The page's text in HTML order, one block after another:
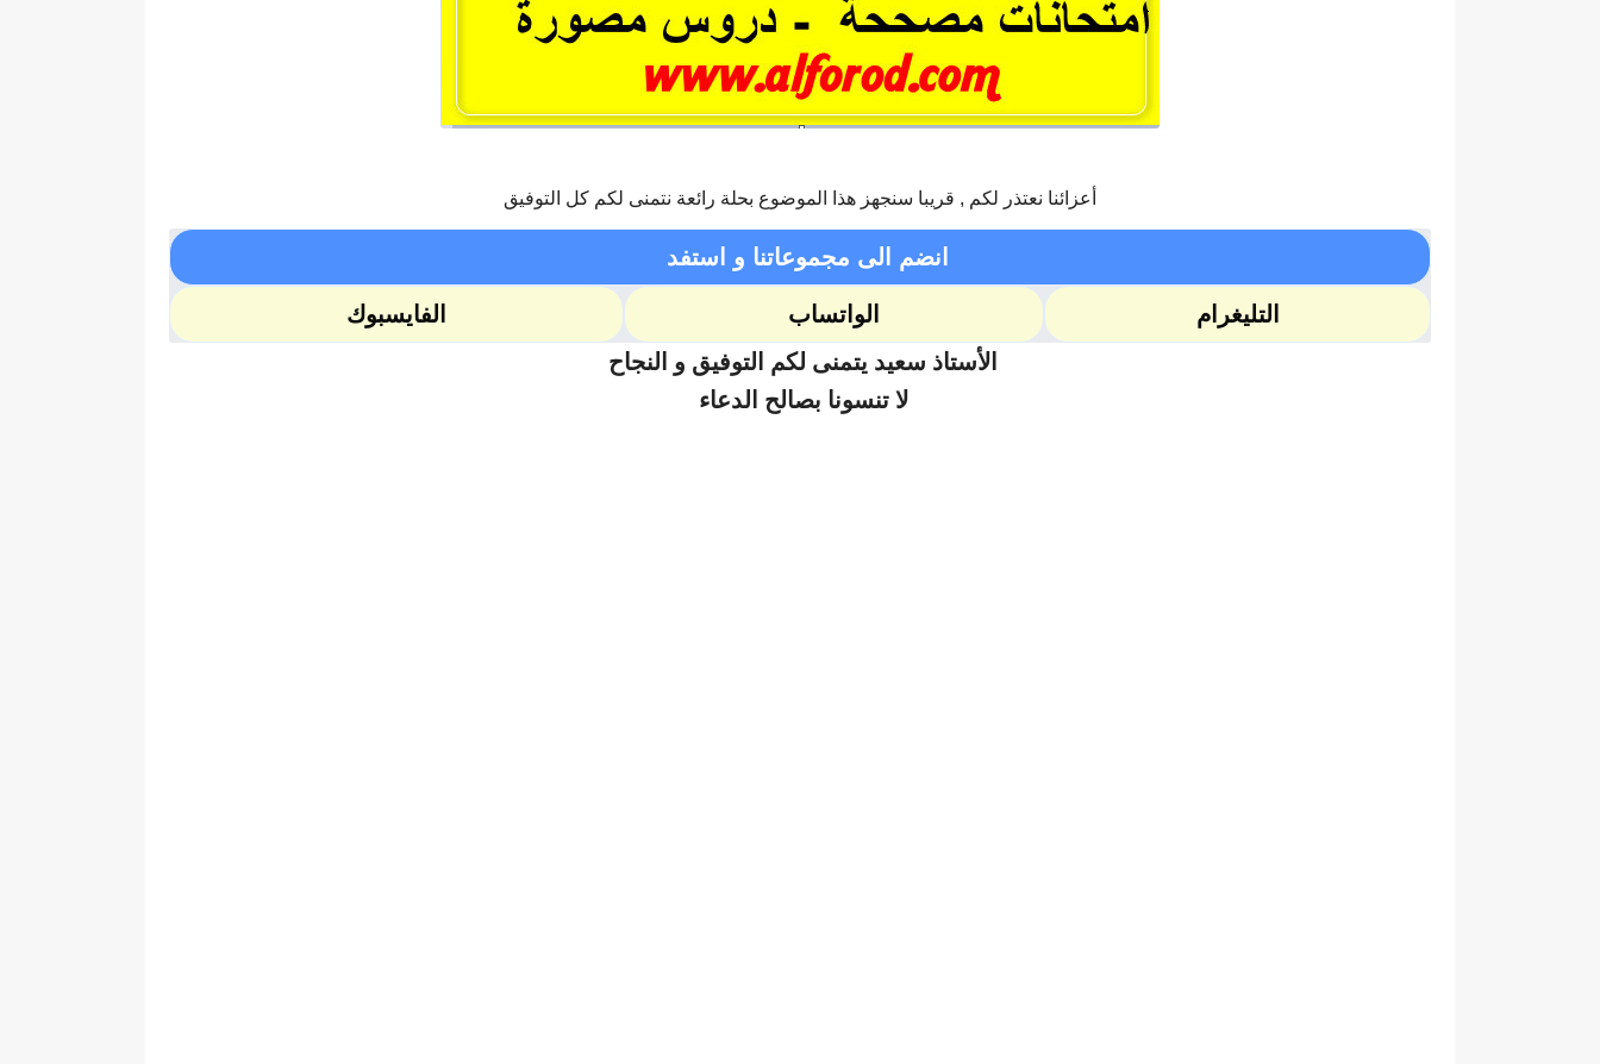
أعزائنا نعتذر لكم , قريبا سنجهز هذا الموضوع بحلة رائعة نتمنى لكم كل التوفيق
انضم الى مجموعاتنا و استفد
التليغرام الواتساب
الفايسبوك
الأستاذ سعيد يتمنى لكم التوفيق و النجاح
لا تنسونا بصالح الدعاء